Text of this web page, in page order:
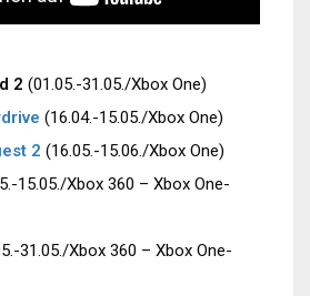
2 (01.05.-31.05./Xbox One)
(16.04.-15.05./Xbox One)
2 (16.05.-15.06./Xbox One)
15.05./Xbox 360 – Xbox One-
31.05./Xbox 360 – Xbox One-